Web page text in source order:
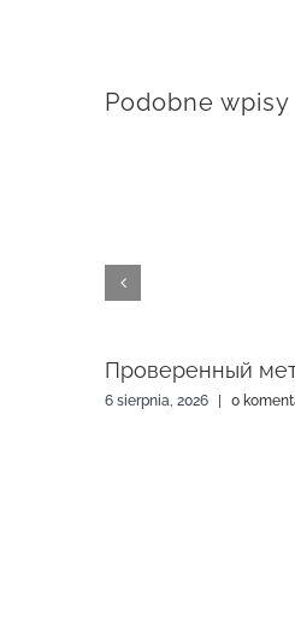
Podobne wpisy
Проверенный
6 sierpnia, 2026 | 0